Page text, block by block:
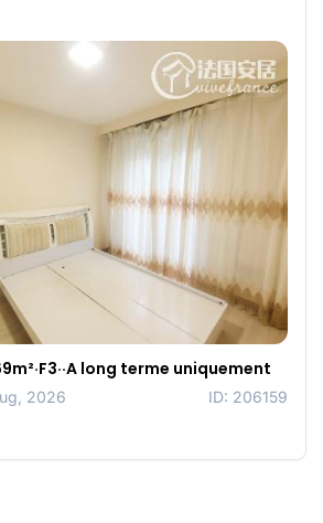
long terme uniquement
2026 ID: 206159